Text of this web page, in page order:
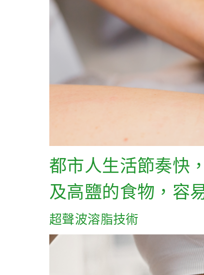
都市人生活節奏快
及高鹽的食物，容
超聲波溶脂技術